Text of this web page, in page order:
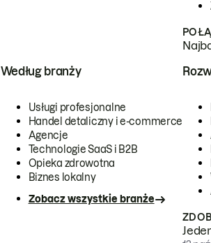
Według branży
Usługi profesjonalne
Handel detaliczny i e-commerce
Agencje
Technologie SaaS i B2B
Opieka zdrowotna
Biznes lokalny
Zobacz wszystkie branże